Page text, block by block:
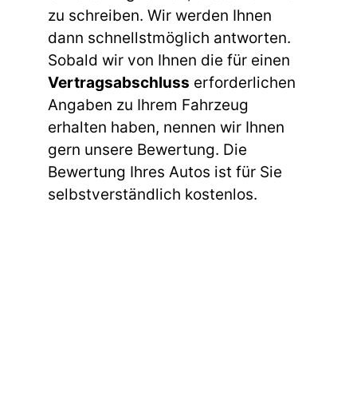
zu schreiben. Wir werden Ihnen
dann schnellstmöglich antworten.
Sobald wir von Ihnen die für einen
Vertragsabschluss erforderlichen
Angaben zu Ihrem Fahrzeug
erhalten haben, nennen wir Ihnen
gern unsere Bewertung. Die
Bewertung Ihres Autos ist für Sie
selbstverständlich kostenlos.